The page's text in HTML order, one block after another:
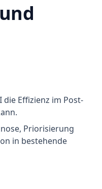
die Effizienz im Post-
Priorisierung
in bestehende